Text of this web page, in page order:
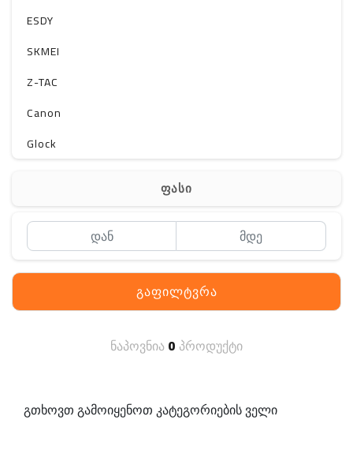
ESDY
SKMEI
Z-TAC
Canon
Glock
Lancer Tactical
SIG SAUER
PENTAGON
ფასი
გაფილტვრა
ნაპოვნია0 პროდუქტი
გთხოვთ გამოიყენოთ კატეგორიების ველი